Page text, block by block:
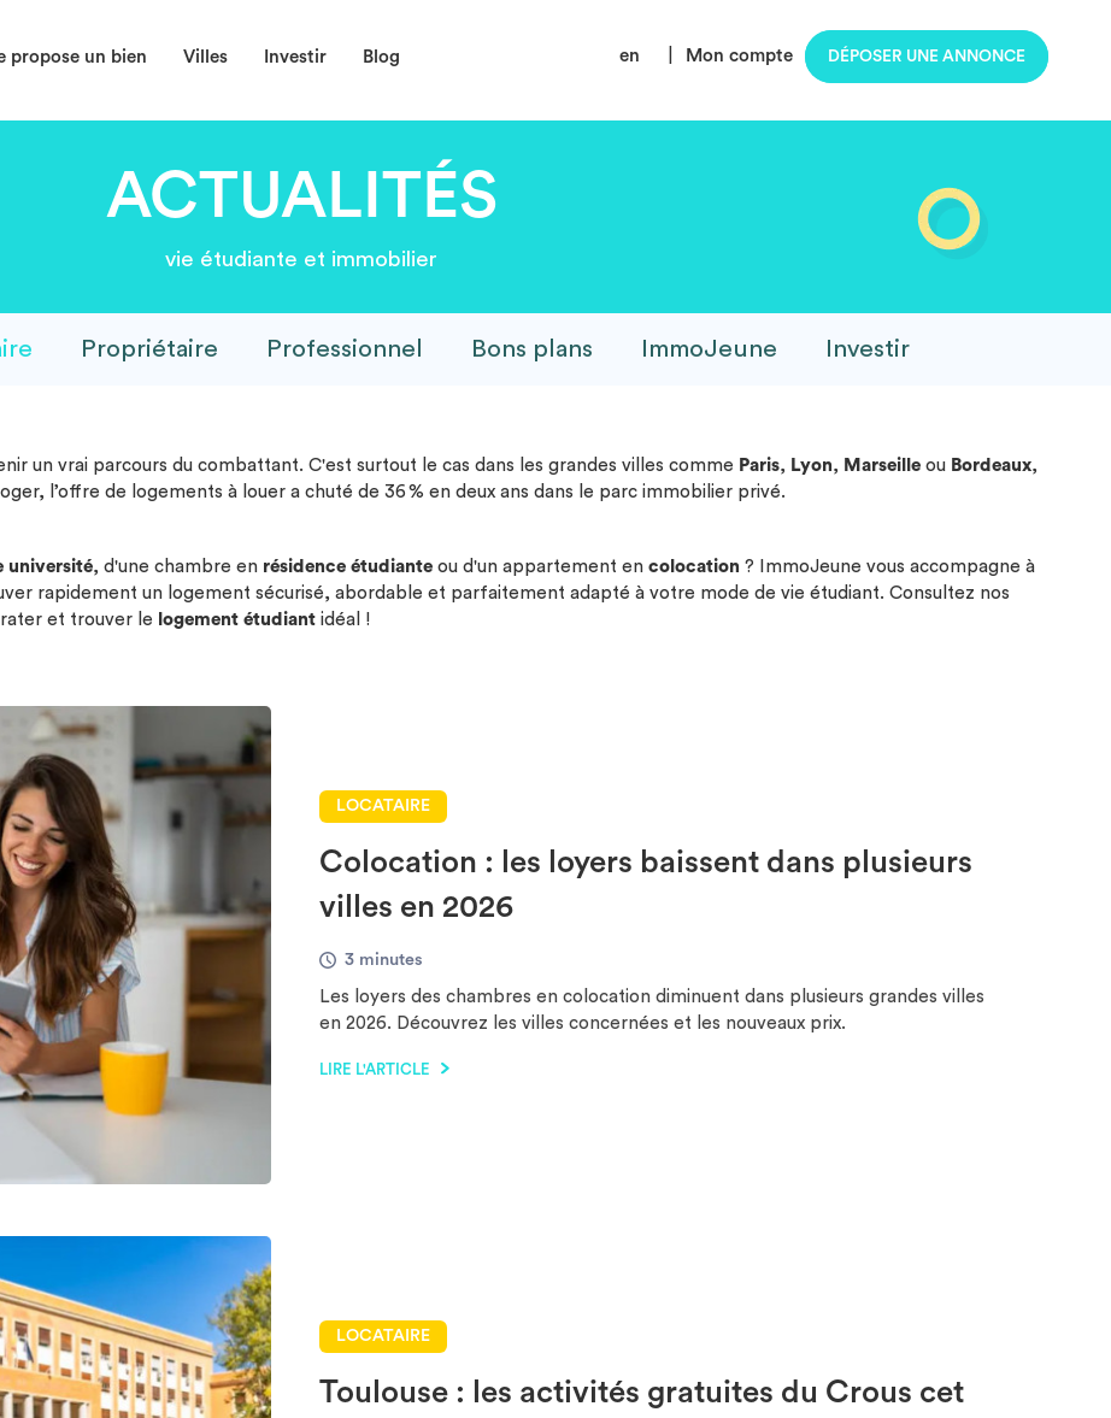
propose un bien Villes Investir Blog en Mon compte DÉPOSER UNE ANNONCE
ACTUALITÉS
vie étudiante et immobilier
Propriétaire Professionnel Bons plans ImmoJeune Investir
un vrai parcours du combattant. C'est surtout le cas dans les grandes villes comme Paris, Lyon, Marseille ou Bordeaux,
l’offre de logements à louer a chuté de 36 % en deux ans dans le parc immobilier privé.
université, d'une chambre en résidence étudiante ou d'un appartement en colocation ? ImmoJeune vous accompagne à
rapidement un logement sécurisé, abordable et parfaitement adapté à votre mode de vie étudiant. Consultez nos
et trouver le logement étudiant idéal !
LOCATAIRE
Colocation : les loyers baissent dans plusieurs
villes en 2026
3 minutes
Les loyers des chambres en colocation diminuent dans plusieurs grandes villes
en 2026. Découvrez les villes concernées et les nouveaux prix.
LIRE L'ARTICLE
LOCATAIRE
Toulouse : les activités gratuites du Crous cet